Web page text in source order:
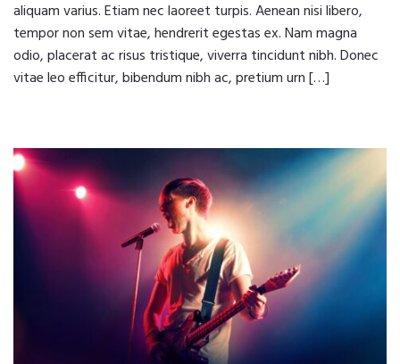
aliquam varius. Etiam nec laoreet turpis. Aenean nisi libero,
tempor non sem vitae, hendrerit egestas ex. Nam magna
odio, placerat ac risus tristique, viverra tincidunt nibh. Donec
vitae leo efficitur, bibendum nibh ac, pretium urn […]